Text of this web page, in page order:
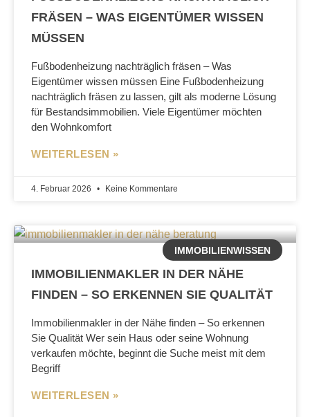
RÄSEN – WAS EIGENTÜMER WISSEN M
ÜSSEN
Fußbodenheizung nachträglich fräsen – Was
Eigentümer wissen müssen Eine Fußbodenheizung
nachträglich fräsen zu lassen, gilt als moderne Lösung
für Bestandsimmobilien. Viele Eigentümer möchten
den Wohnkomfort
WEITERLESEN »
4. Februar 2026 Keine Kommentare
IMMOBILIENWISSEN
IMMOBILIENMAKLER IN DER NÄHE
FINDEN – SO ERKENNEN SIE QUALITÄT
Immobilienmakler in der Nähe finden – So erkennen
Sie Qualität Wer sein Haus oder seine Wohnung
verkaufen möchte, beginnt die Suche meist mit dem
Begriff
WEITERLESEN »